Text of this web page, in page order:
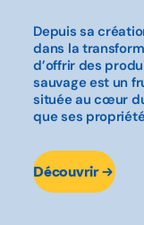
Depuis sa
dans la
d’offrir des
sauvage est un
située au cœur
que ses
Découvrir